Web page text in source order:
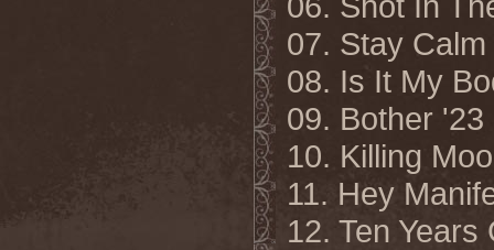
07. Stay Calm
08. Is It My
09. Bother
10. Killing
11. Hey
12. Ten